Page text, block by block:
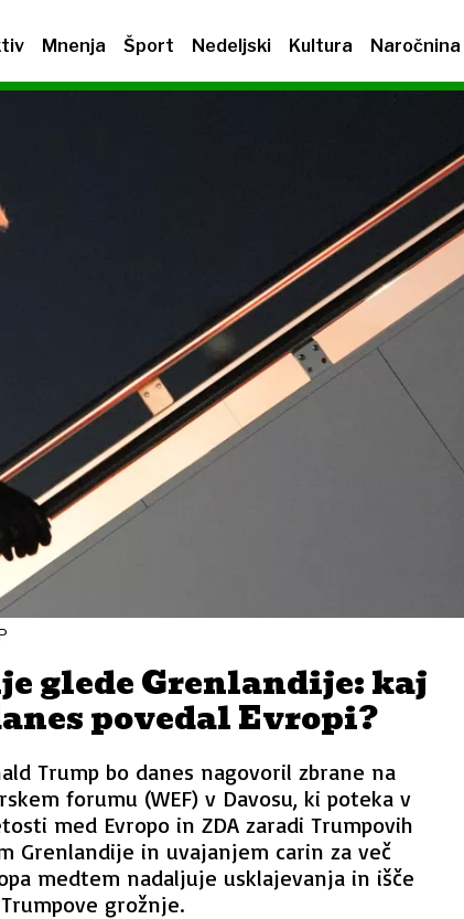
Mnenja Šport Nedeljski Kultura Naročnina
glede Grenlandije: kaj
povedal Evropi?
Trump bo danes nagovoril zbrane na
forumu (WEF) v Davosu, ki poteka v
med Evropo in ZDA zaradi Trumpovih
Grenlandije in uvajanjem carin za več
medtem nadaljuje usklajevanja in išče
grožnje.